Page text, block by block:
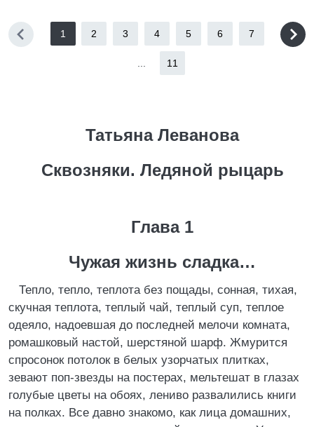
1 2 3 4 5 6 7
11
Татьяна Леванова
Сквозняки. Ледяной рыцарь
Глава 1
Чужая жизнь сладка…
Тепло, тепло, теплота без пощады, сонная, тихая,
скучная теплота, теплый чай, теплый суп, теплое
одеяло, надоевшая до последней мелочи комната,
ромашковый настой, шерстяной шарф. Жмурится
спросонок потолок в белых узорчатых плитках,
зевают поп-звезды на постерах, мельтешат в глазах
голубые цветы на обоях, лениво развалились книги
на полках. Все давно знакомо, как лица домашних,